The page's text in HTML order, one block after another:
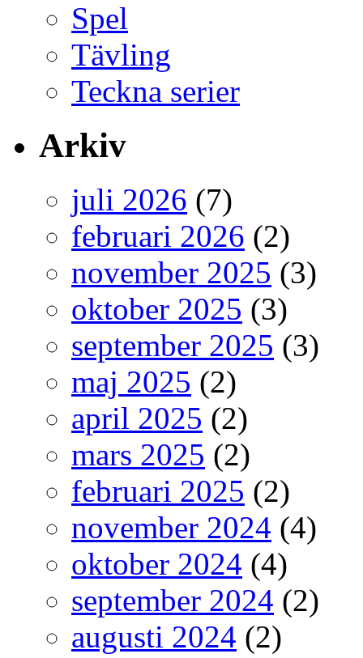
Spel
Tävling
Teckna serier
Arkiv
juli 2026 (7)
februari 2026 (2)
november 2025 (3)
oktober 2025 (3)
september 2025 (3)
maj 2025 (2)
april 2025 (2)
mars 2025 (2)
februari 2025 (2)
november 2024 (4)
oktober 2024 (4)
september 2024 (2)
augusti 2024 (2)